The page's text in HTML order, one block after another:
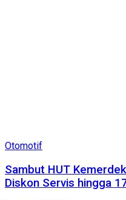
Otomotif
Sambut HUT
Diskon Servis hingga